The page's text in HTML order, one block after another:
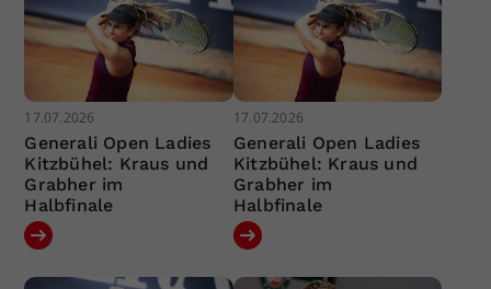
17.07.2026
Generali Open Ladies
Kitzbühel: Kraus und
Grabher im
Halbfinale
17.07.2026
Generali Open Ladies
Kitzbühel: Kraus und
Grabher im
Halbfinale